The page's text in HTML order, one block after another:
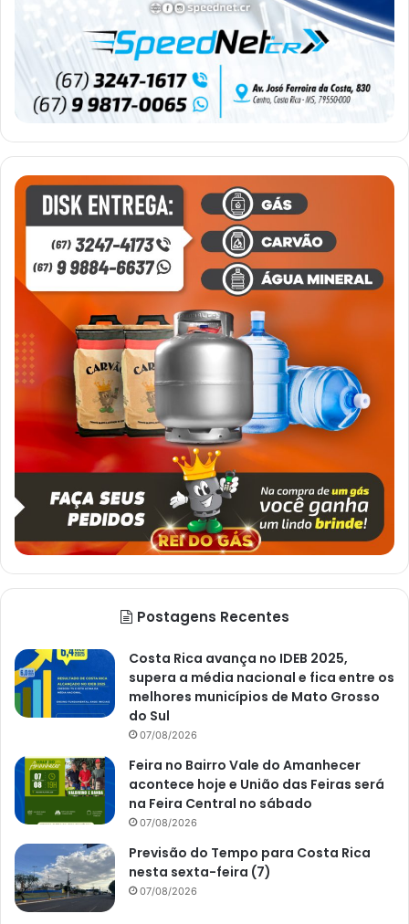
Postagens Recentes
Costa Rica avança no IDEB 2025,
supera a média nacional e fica entre os
melhores municípios de Mato Grosso
do Sul
07/08/2026
Feira no Bairro Vale do Amanhecer
acontece hoje e União das Feiras será
na Feira Central no sábado
07/08/2026
Previsão do Tempo para Costa Rica
nesta sexta-feira (7)
07/08/2026